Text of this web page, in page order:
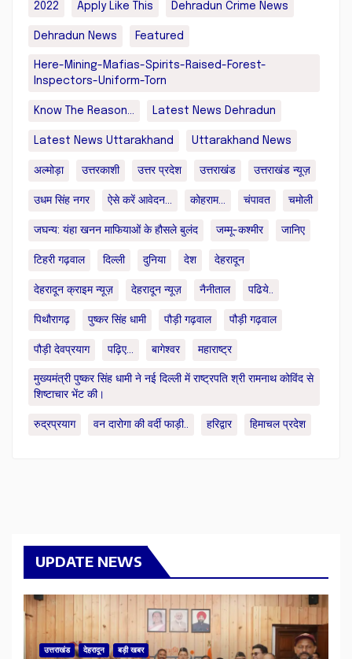
2022 Apply Like This Dehradun Crime News
Dehradun News Featured
Here-Mining-Mafias-Spirits-Raised-Forest-
Inspectors-Uniform-Torn
Know The Reason... Latest News Dehradun
Latest News Uttarakhand Uttarakhand News
अल्मोड़ा उत्तरकाशी उत्तर प्रदेश उत्तराखंड उत्तराखंड न्यूज़
उधम सिंह नगर ऐसे करें आवेदन... कोहराम... चंपावत चमोली
जघन्य: यंहा खनन माफियाओं के हौसले बुलंद जम्मू-कश्मीर जानिए
टिहरी गढ़वाल दिल्ली दुनिया देश देहरादून
देहरादून क्राइम न्यूज़ देहरादून न्यूज़ नैनीताल पढिये..
पिथौरागढ़ पुष्कर सिंह धामी पौड़ी गढ़वाल पौड़ी गढ़वाल
पौड़ी देवप्रयाग पढ़िए... बागेश्वर महाराष्ट्र
मुख्यमंत्री पुष्कर सिंह धामी ने नई दिल्ली में राष्ट्रपति श्री रामनाथ कोविंद से
शिष्टाचार भेंट की।
रुद्रप्रयाग वन दारोगा की वर्दी फाड़ी.. हरिद्वार हिमाचल प्रदेश
UPDATE NEWS
उत्तराखंड देहरादून बड़ी खबर